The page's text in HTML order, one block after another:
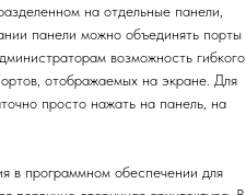
на отдельные панели,
панели можно объединять порты
возможность гибкого
отображаемых на экране. Для
просто нажать на панель, на
в программном обеспечении для